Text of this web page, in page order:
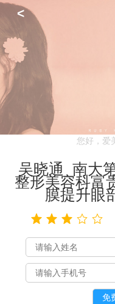
<
您好，
吴晓通_南大
整形美容科富
膜提升眼